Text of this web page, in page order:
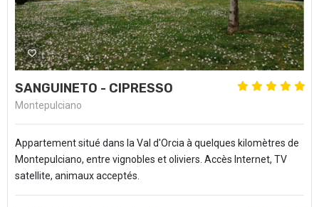
SANGUINETO - CIPRESSO
Montepulciano
Appartement situé dans la Val d'Orcia à quelques kilomètres de
Montepulciano, entre vignobles et oliviers. Accès Internet, TV
satellite, animaux acceptés.